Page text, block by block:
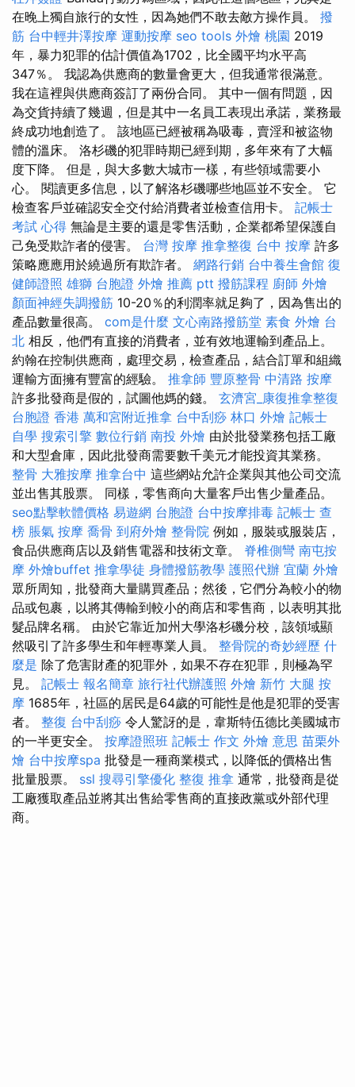
在晚上獨自旅行的女性，因為她們不敢去敵方操作員。 撥
筋 台中輕井澤按摩 運動按摩 seo tools 外燴 桃園 2019
年，暴力犯罪的估計價值為1702，比全國平均水平高
347％。 我認為供應商的數量會更大，但我通常很滿意。
我在這裡與供應商簽訂了兩份合同。 其中一個有問題，因
為交貨持續了幾週，但是其中一名員工表現出承諾，業務最
終成功地創造了。 該地區已經被稱為吸毒，賣淫和被盜物
體的溫床。 洛杉磯的犯罪時期已經到期，多年來有了大幅
度下降。 但是，與大多數大城市一樣，有些領域需要小
心。 閱讀更多信息，以了解洛杉磯哪些地區並不安全。 它
檢查客戶並確認安全交付給消費者並檢查信用卡。 記帳士
考試 心得 無論是主要的還是零售活動，企業都希望保護自
己免受欺詐者的侵害。 台灣 按摩 推拿整復 台中 按摩 許多
策略應應用於繞過所有欺詐者。 網路行銷 台中養生會館 復
健師證照 雄獅 台胞證 外燴 推薦 ptt 撥筋課程 廚師 外燴
顏面神經失調撥筋 10-20％的利潤率就足夠了，因為售出的
產品數量很高。 com是什麼 文心南路撥筋堂 素食 外燴 台
北 相反，他們有直接的消費者，並有效地運輸到產品上。
約翰在控制供應商，處理交易，檢查產品，結合訂單和組織
運輸方面擁有豐富的經驗。 推拿師 豐原整骨 中清路 按摩
許多批發商是假的，試圖他媽的錢。 玄濟宮_康復推拿整復
台胞證 香港 萬和宮附近推拿 台中刮痧 林口 外燴 記帳士
自學 搜索引擎 數位行銷 南投 外燴 由於批發業務包括工廠
和大型倉庫，因此批發商需要數千美元才能投資其業務。
整骨 大雅按摩 推拿台中 這些網站允許企業與其他公司交流
並出售其股票。 同樣，零售商向大量客戶出售少量產品。
seo點擊軟體價格 易遊網 台胞證 台中按摩排毒 記帳士 查
榜 脹氣 按摩 喬骨 到府外燴 整骨院 例如，服裝或服裝店，
食品供應商店以及銷售電器和技術文章。 脊椎側彎 南屯按
摩 外燴buffet 推拿學徒 身體撥筋教學 護照代辦 宜蘭 外燴
眾所周知，批發商大量購買產品；然後，它們分為較小的物
品或包裹，以將其傳輸到較小的商店和零售商，以表明其批
髮品牌名稱。 由於它靠近加州大學洛杉磯分校，該領域顯
然吸引了許多學生和年輕專業人員。 整骨院的奇妙經歷 什
麼是 除了危害財產的犯罪外，如果不存在犯罪，則極為罕
見。 記帳士 報名簡章 旅行社代辦護照 外燴 新竹 大腿 按
摩 1685年，社區的居民是64歲的可能性是他是犯罪的受害
者。 整復 台中刮痧 令人驚訝的是，韋斯特伍德比美國城市
的一半更安全。 按摩證照班 記帳士 作文 外燴 意思 苗栗外
燴 台中按摩spa 批發是一種商業模式，以降低的價格出售
批量股票。 ssl 搜尋引擎優化 整復 推拿 通常，批發商是從
工廠獲取產品並將其出售給零售商的直接政黨或外部代理
商。